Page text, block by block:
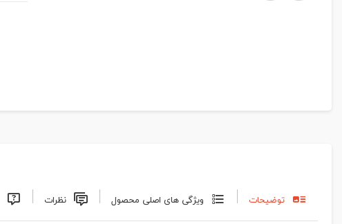
توضیحات ویژگی های اصلی محصول نظرات